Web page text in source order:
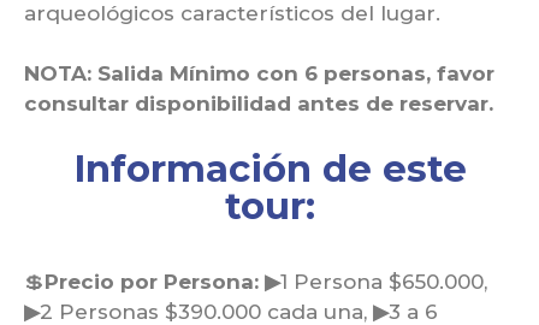
arqueológicos característicos del lugar.
NOTA: Salida Mínimo con 6 personas, favor
consultar disponibilidad antes de reservar.
Información de este
tour:
💲Precio por Persona: ▶1 Persona $650.000,
▶2 Personas $390.000 cada una, ▶3 a 6